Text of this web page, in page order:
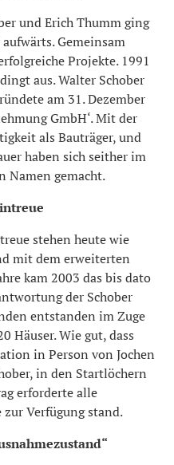
und Erich Thumm ging
Gemeinsam
Projekte. 1991
aus. Walter Schober
am 31. Dezember
GmbH‘. Mit der
als Bauträger, und
haben sich seither im
Namen gemacht.
stehen heute wie
mit dem erweiterten
kam 2003 das bis dato
der Schober
entstanden im Zuge
Häuser. Wie gut, dass
in Person von Jochen
in den Startlöchern
erforderte alle
Verfügung stand.